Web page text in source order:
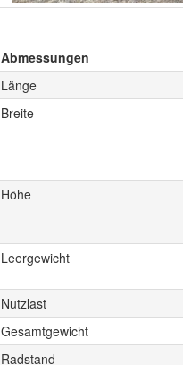
Abmessungen
Länge
Breite
Höhe
Leergewicht
Nutzlast
Gesamtgewicht
Radstand